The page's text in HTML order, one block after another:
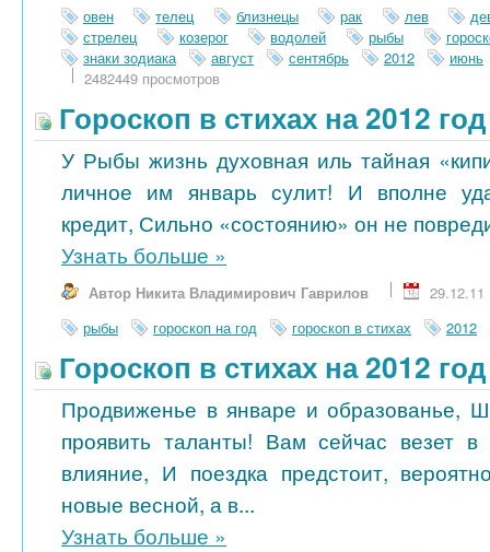
овен
телец близнецы рак лев
стрелец
козерог водолей рыбы
знаки зодиака
август сентябрь 2012
июнь
2482449 просмотров
Гороскоп в стихах на 2012
У Рыбы жизнь духовная иль тайная
личное им январь сулит! И вполне
кредит, Сильно «состоянию» он не
Узнать больше »
Автор Никита Владимирович Гаврилов
29.12.11
рыбы
гороскоп на год гороскоп в стихах 2012
Гороскоп в стихах на 2012
Продвиженье в январе и образованье,
проявить таланты! Вам сейчас везет в
влияние, И поездка предстоит,
новые весной, а в...
Узнать больше »